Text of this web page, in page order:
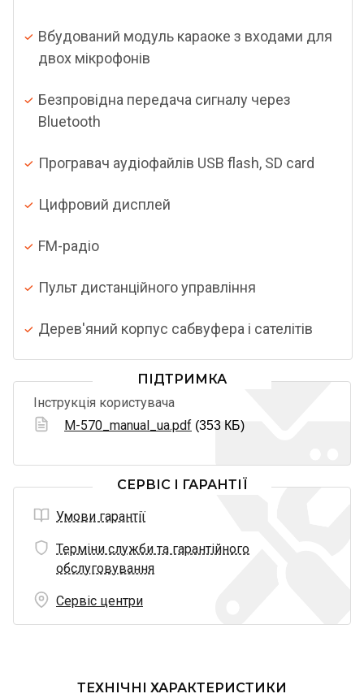
Вбудований модуль караоке з входами для
двох мікрофонів
Безпровідна передача сигналу через
Bluetooth
Програвач аудіофайлів USB flash, SD card
Цифровий дисплей
FM-радіо
Пульт дистанційного управління
Дерев'яний корпус сабвуфера і сателітів
ПІДТРИМКА
Інструкція користувача
M-570_manual_ua.pdf (353 КБ)
СЕРВІС І ГАРАНТІЇ
Умови гарантії
Терміни служби та гарантійного
обслуговування
Сервіс центри
ТЕХНІЧНІ ХАРАКТЕРИСТИКИ